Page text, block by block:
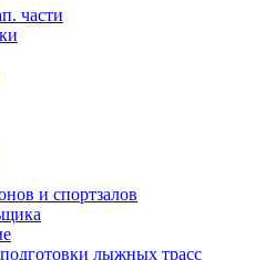
части
и спортзалов
лыжных трасс